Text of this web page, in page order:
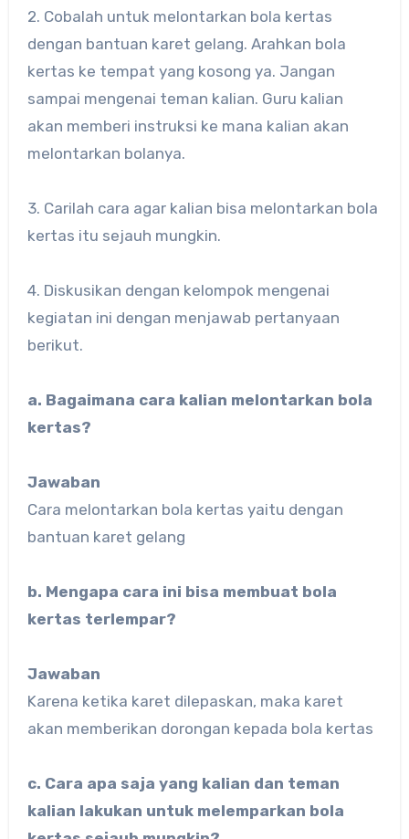
2. Cobalah untuk melontarkan bola kertas
dengan bantuan karet gelang. Arahkan bola
kertas ke tempat yang kosong ya. Jangan
sampai mengenai teman kalian. Guru kalian
akan memberi instruksi ke mana kalian akan
melontarkan bolanya.
3. Carilah cara agar kalian bisa melontarkan bola
kertas itu sejauh mungkin.
4. Diskusikan dengan kelompok mengenai
kegiatan ini dengan menjawab pertanyaan
berikut.
a. Bagaimana cara kalian melontarkan bola
kertas?
Jawaban
Cara melontarkan bola kertas yaitu dengan
bantuan karet gelang
b. Mengapa cara ini bisa membuat bola
kertas terlempar?
Jawaban
Karena ketika karet dilepaskan, maka karet
akan memberikan dorongan kepada bola kertas
c. Cara apa saja yang kalian dan teman
kalian lakukan untuk melemparkan bola